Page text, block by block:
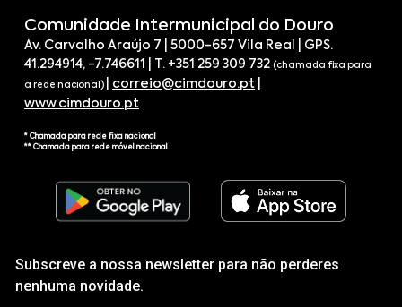
Comunidade Intermunicipal do Douro
Av. Carvalho Araújo 7 | 5000-657 Vila Real | GPS.
41.294914, -7.746611 | T. +351 259 309 732 (chamada fixa para
a rede nacional) correio@cimdouro.pt
www.cimdouro.pt
* Chamada para rede fixa nacional
** Chamada para rede móvel nacional
Subscreve a nossa newsletter para não perderes
nenhuma novidade.